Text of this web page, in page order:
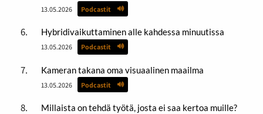
13.05.2026 Podcastit
Hybridivaikuttaminen alle kahdessa minuutissa
13.05.2026 Podcastit
Kameran takana oma visuaalinen maailma
13.05.2026 Podcastit
Millaista on tehdä työtä, josta ei saa kertoa muille?